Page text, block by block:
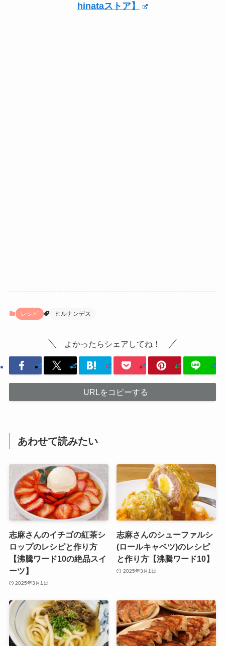
hinataストア】
レシピ ヒルナンデス
よかったらシェアしてね！
URLをコピーする
あわせて読みたい
志麻さんのイチゴの紅茶シ
ロップのレシピと作り方
【沸騰ワード10の絶品スイ
ーツ】
2025年3月1日
志麻さんのシューファルシ
(ロールキャベツ)のレシピ
と作り方【沸騰ワード10】
2025年3月1日